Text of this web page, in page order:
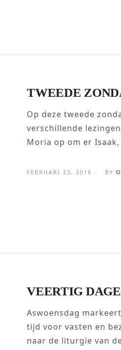
TWEEDE
Op deze tweede
verschillende
Moria op om er
FEBRUARI 23, 2018 - BY
VEERTIG
Aswoensdag
tijd voor vasten en
naar de liturgie van